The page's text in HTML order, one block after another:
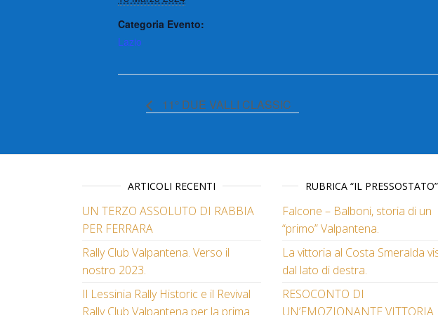
Categoria Evento:
Lazio
11° DUE VALLI CLASSIC
ARTICOLI RECENTI
UN TERZO ASSOLUTO DI RABBIA
PER FERRARA
Rally Club Valpantena. Verso il
nostro 2023.
Il Lessinia Rally Historic e il Revival
Rally Club Valpantena per la prima
RUBRICA “IL PRESSOSTATO”
Falcone – Balboni, storia di un
“primo” Valpantena.
La vittoria al Costa Smeralda
dal lato di destra.
RESOCONTO DI
UN’EMOZIONANTE VITTORIA